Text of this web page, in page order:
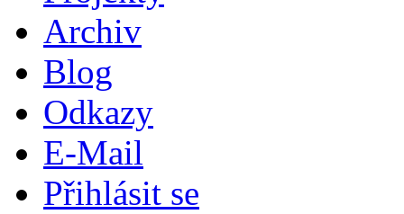
Archiv
Blog
Odkazy
E-Mail
Přihlásit se